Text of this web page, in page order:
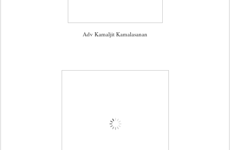
Adv Kamaljit Kamalasanan